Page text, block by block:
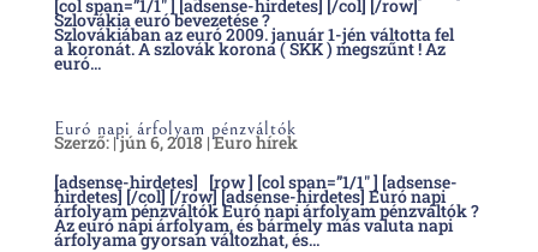
[col span=”1/1″ ] [adsense-hirdetes] [/col] [/row]
Szlovákia euró bevezetése ?
Szlovákiában az euró 2009. január 1-jén váltotta fel
a koronát. A szlovák korona ( SKK ) megszűnt ! Az
euró...
Euró napi árfolyam pénzváltók
Szerző:|jún 6, 2018|Euro hírek
[adsense-hirdetes] [row ] [col span=”1/1″ ] [adsense-
hirdetes] [/col] [/row] [adsense-hirdetes] Euró napi
árfolyam pénzváltók Euró napi árfolyam pénzváltók ?
Az euró napi árfolyam, és bármely más valuta napi
árfolyama gyorsan változhat, és...